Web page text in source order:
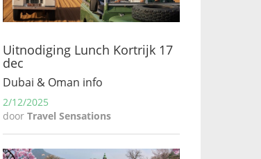
Uitnodiging Lunch Kortrijk 17
dec
Dubai & Oman info
2/12/2025
door Travel Sensations